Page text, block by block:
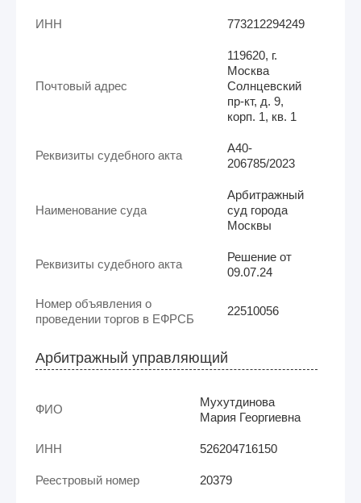
ИНН 773212294249
Почтовый адрес
119620, г.
Москва
Солнцевский
пр-кт, д. 9,
корп. 1, кв. 1
Реквизиты судебного акта
А40-
206785/2023
Наименование суда
Арбитражный
суд города
Москвы
Реквизиты судебного акта
Решение от
09.07.24
Номер объявления о
проведении торгов в ЕФРСБ
22510056
Арбитражный управляющий
ФИО
Мухутдинова
Мария Георгиевна
ИНН 526204716150
Реестровый номер 20379